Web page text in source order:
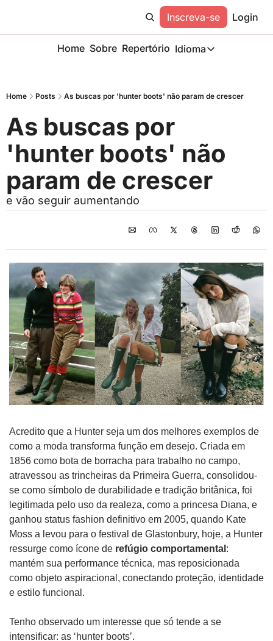
Inscreva-se Login
Home Sobre Repertório Idioma
Idioma
Description
Home Posts As buscas por 'hunter boots' não param de crescer
As buscas por
'hunter boots' não
param de crescer
e vão seguir aumentando
Acredito que a Hunter seja um dos melhores exemplos de
como a moda transforma função em desejo. Criada em
1856 como bota de borracha para trabalho no campo,
atravessou as trincheiras da Primeira Guerra, consolidou-
se como símbolo de durabilidade e tradição britânica, foi
legitimada pelo uso da realeza, como a princesa Diana, e
ganhou status fashion definitivo em 2005, quando Kate
Moss a levou para o festival de Glastonbury, hoje, a Hunter
ressurge como ícone de refúgio comportamental :
mantém sua performance técnica, mas reposicionada
como objeto aspiracional, conectando proteção, identidade
e estilo funcional.
Tenho observado um interesse que só tende a se
intensificar: as ‘hunter boots’.